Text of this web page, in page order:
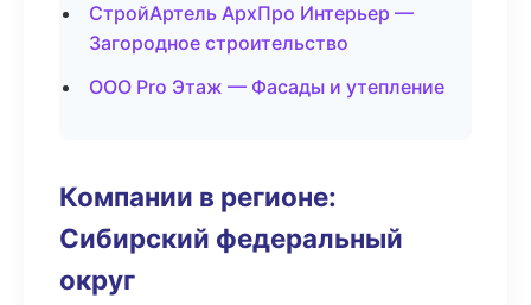
СтройАртель АрхПро Интерьер —
Загородное строительство
ООО Pro Этаж — Фасады и утепление
Компании в регионе:
Сибирский федеральный
округ